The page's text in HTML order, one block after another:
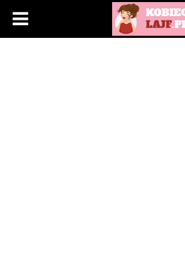
KobiecyLajf.pl